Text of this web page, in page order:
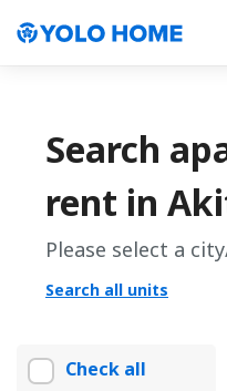
Search
rent in
Please select a
Search all units
Check all